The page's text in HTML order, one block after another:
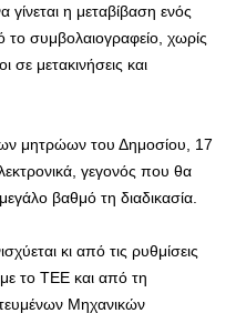
γίνεται η μεταβίβαση ενός
συμβολαιογραφείο, χωρίς
σε μετακινήσεις και
μητρώων του Δημοσίου, 17
γεγονός που θα
βαθμό τη διαδικασία.
κι από τις ρυθμίσεις
το ΤΕΕ και από τη
Μηχανικών